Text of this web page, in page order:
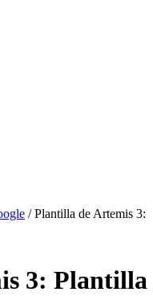
/Plantilla de Artemis 3:
3: Plantilla